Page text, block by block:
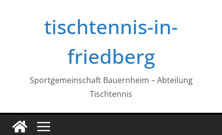
tischtennis-in-
friedberg
Sportgemeinschaft Bauernheim – Abteilung
Tischtennis